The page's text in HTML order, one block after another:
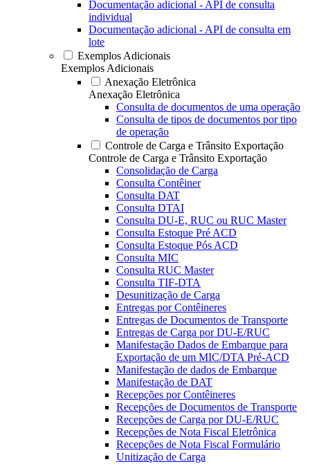
Documentação adicional - API de consulta
individual
Documentação adicional - API de consulta em
lote
Exemplos Adicionais
Exemplos Adicionais
Anexação Eletrônica
Anexação Eletrônica
Consulta de documentos de uma operação
Consulta de tipos de documentos por tipo
de operação
Controle de Carga e Trânsito Exportação
Controle de Carga e Trânsito Exportação
Consolidação de Carga
Consulta Contêiner
Consulta DAT
Consulta DTAI
Consulta DU-E, RUC ou RUC Master
Consulta Estoque Pré ACD
Consulta Estoque Pós ACD
Consulta MIC
Consulta RUC Master
Consulta TIF-DTA
Desunitização de Carga
Entregas por Contêineres
Entregas de Documentos de Transporte
Entregas de Carga por DU-E/RUC
Manifestação Dados de Embarque para
Exportação de um MIC/DTA Pré-ACD
Manifestação de dados de Embarque
Manifestação de DAT
Recepções por Contêineres
Recepções de Documentos de Transporte
Recepções de Carga por DU-E/RUC
Recepções de Nota Fiscal Eletrônica
Recepções de Nota Fiscal Formulário
Unitização de Carga